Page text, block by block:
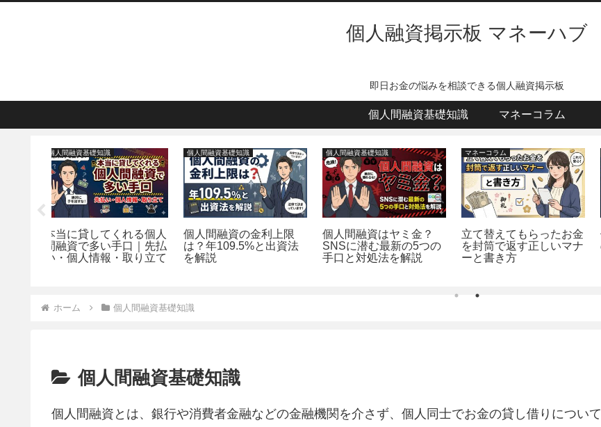
個人融資掲示板 マネーハブ
即日お金の悩みを相談できる個人融資掲示板
個人間融資基礎知識 マネーコラム
個人間融資基礎知識
個人間融資はヤミ金？
SNSに潜む最新の5つの
手口と対処法を解説
マネーコラム
立て替えてもらったお金
を封筒で返す正しいマナ
ーと書き方
個人間融資基礎知識
個人間融資掲示板LINE
の危険と対策12選
個人間融資基礎知識
個人間融資 キャッシュ
ハブの口コミ・評判を徹
底調査
ホーム 個人間融資基礎知識
個人間融資基礎知識
個人間融資とは、銀行や消費者金融などの金融機関を介さず、個人同士でお金の貸し借りについて